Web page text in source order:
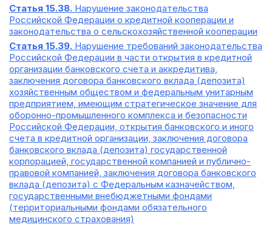
Статья 15.38. Нарушение законодательства
Российской Федерации о кредитной кооперации и
законодательства о сельскохозяйственной кооперации
Статья 15.39. Нарушение требований законодательства
Российской Федерации в части открытия в кредитной
организации банковского счета и аккредитива,
заключения договора банковского вклада (депозита)
хозяйственным обществом и федеральным унитарным
предприятием, имеющим стратегическое значение для
оборонно-промышленного комплекса и безопасности
Российской Федерации, открытия банковского и иного
счета в кредитной организации, заключения договора
банковского вклада (депозита) государственной
корпорацией, государственной компанией и публично-
правовой компанией, заключения договора банковского
вклада (депозита) с Федеральным казначейством,
государственными внебюджетными фондами
(территориальными фондами обязательного
медицинского страхования)